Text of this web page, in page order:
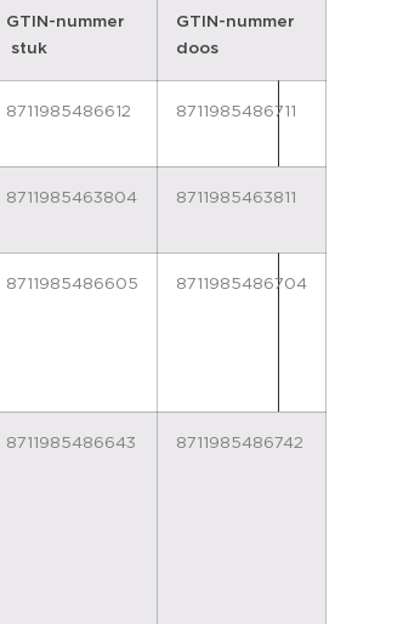
GTIN-nummer
stuk
GTIN-nummer
doos
8711985486612 8711985486711
8711985463804 8711985463811
8711985486605 8711985486704
8711985486643 8711985486742